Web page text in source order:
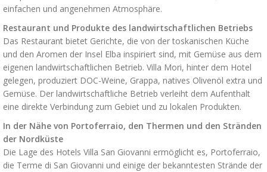
einfachen und angenehmen Atmosphäre.
Restaurant und Produkte des landwirtschaftlichen Betriebs
Das Restaurant bietet Gerichte, die von der toskanischen Küche
und den Aromen der Insel Elba inspiriert sind, mit Gemüse aus dem
eigenen landwirtschaftlichen Betrieb. Villa Mori, hinter dem Hotel
gelegen, produziert DOC-Weine, Grappa, natives Olivenöl extra und
Gemüse. Der landwirtschaftliche Betrieb verleiht dem Aufenthalt
eine direkte Verbindung zum Gebiet und zu lokalen Produkten.
In der Nähe von Portoferraio, den Thermen und den Stränden
der Nordküste
Die Lage des Hotels Villa San Giovanni ermöglicht es, Portoferraio,
die Terme di San Giovanni und einige der bekanntesten Strände der